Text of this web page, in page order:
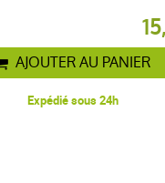
AJOUTER AU PANIER
Expédié sous 24h